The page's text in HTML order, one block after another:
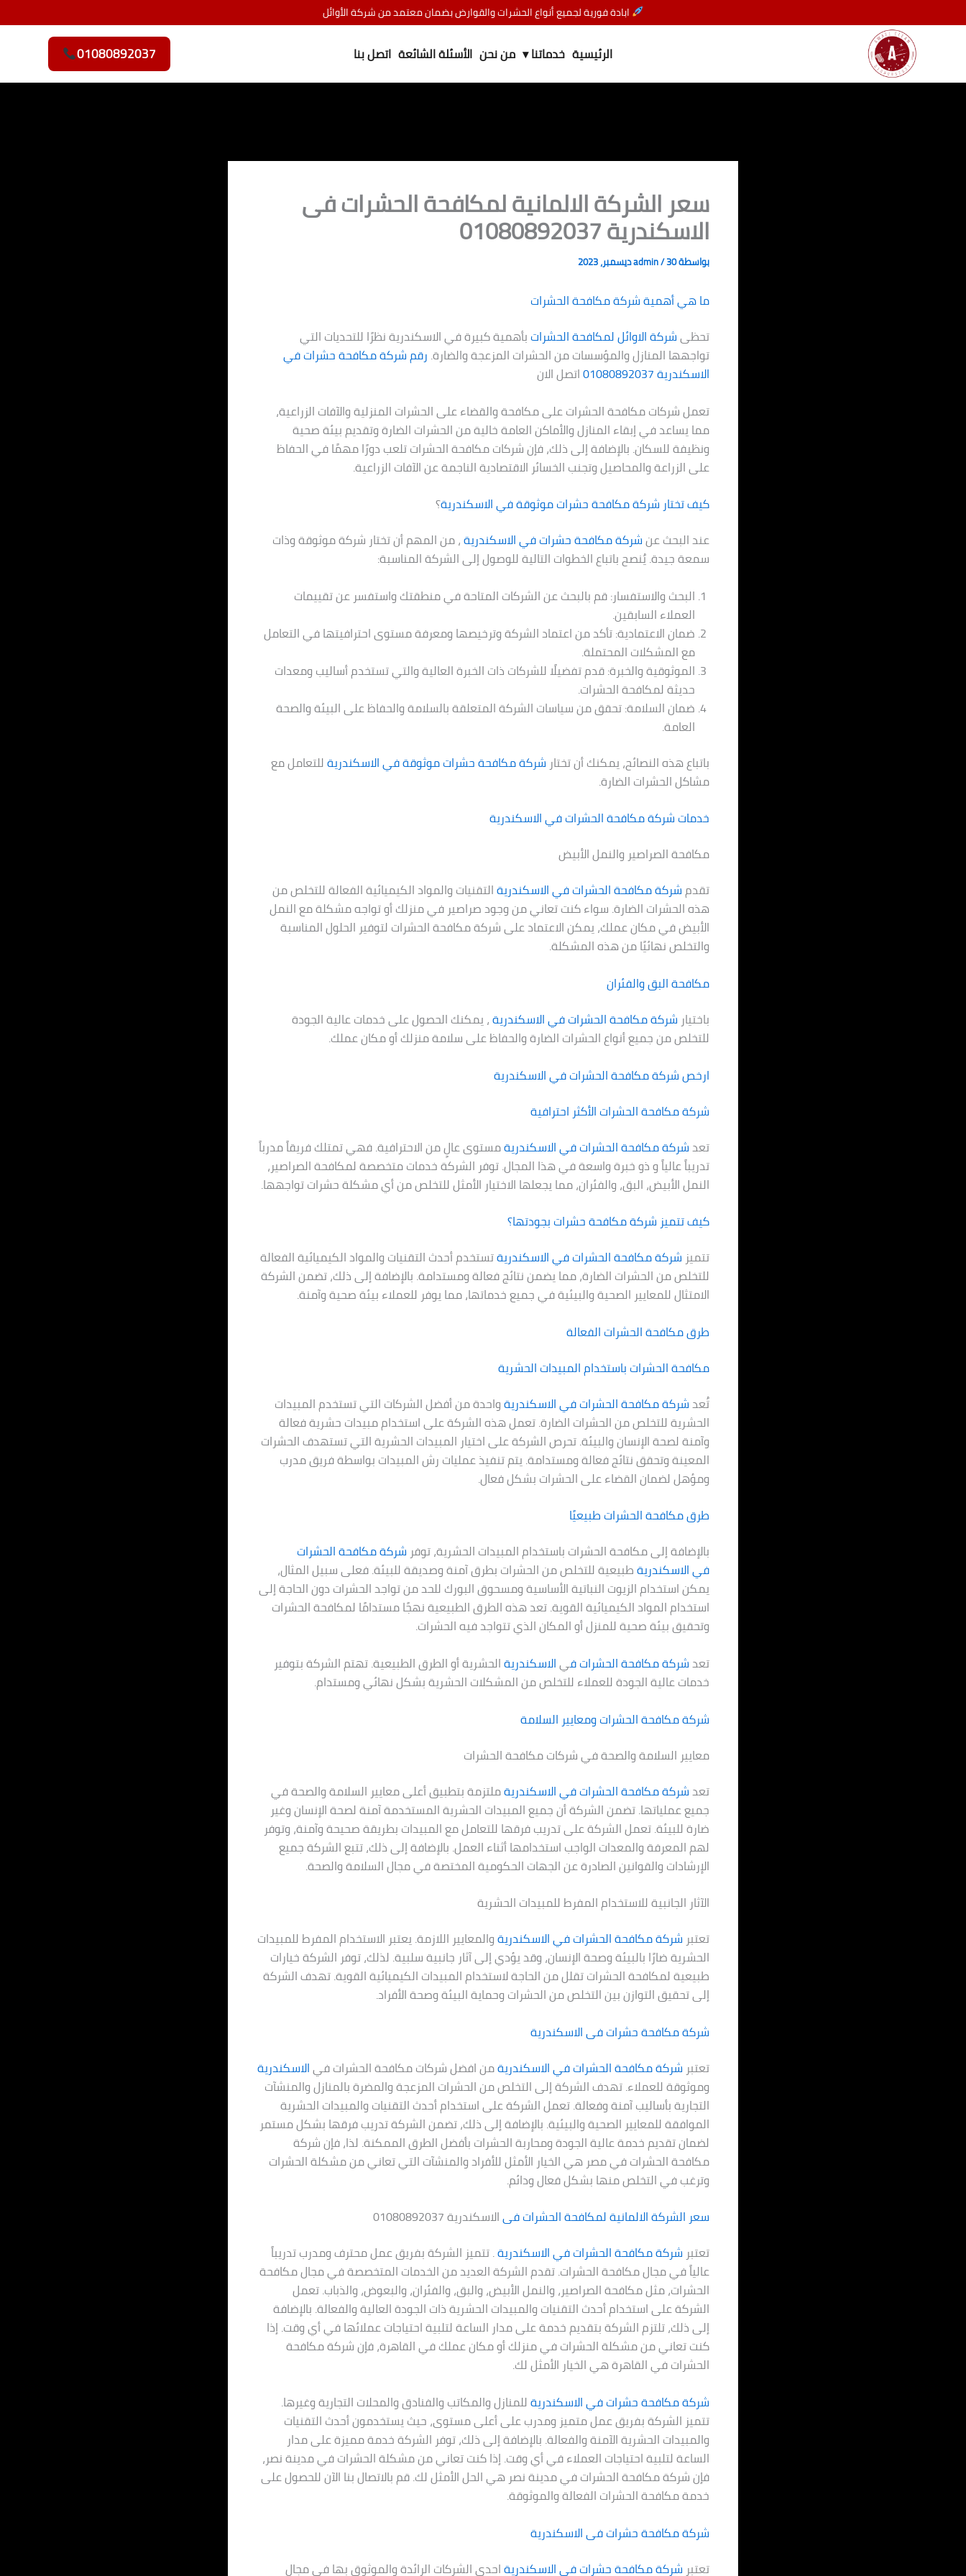
إلى
ابادة فورية لجميع أنواع الحشرات والقوارض بضمان معتمد من شركة الأوائل
الرئيسية خدماتنا ▾ من نحن الأسئلة الشائعة اتصل بنا 01080892037
سعر الشركة الالمانية لمكافحة الحشرات فى
الاسكندرية 01080892037
بواسطة admin/30 ديسمبر، 2023
ما هي أهمية شركة مكافحة الحشرات
تحظىشركة الاوائل لمكافحة الحشراتبأهمية كبيرة في الاسكندرية نظرًا للتحديات التي
تواجهها المنازل والمؤسسات من الحشرات المزعجة والضارة. رقم شركة مكافحة حشرات في
الاسكندرية01080892037اتصل الان
تعمل شركات مكافحة الحشرات على مكافحة والقضاء على الحشرات المنزلية والآفات الزراعية،
مما يساعد في إبقاء المنازل والأماكن العامة خالية من الحشرات الضارة وتقديم بيئة صحية
ونظيفة للسكان. بالإضافة إلى ذلك، فإن شركات مكافحة الحشرات تلعب دورًا مهمًا في الحفاظ
على الزراعة والمحاصيل وتجنب الخسائر الاقتصادية الناجمة عن الآفات الزراعية.
كيف تختار شركة مكافحة حشرات موثوقة فيالاسكندرية؟
عند البحث عنشركة مكافحة حشرات فيالاسكندرية، من المهم أن تختار شركة موثوقة وذات
سمعة جيدة. يُنصح باتباع الخطوات التالية للوصول إلى الشركة المناسبة:
البحث والاستفسار: قم بالبحث عن الشركات المتاحة في منطقتك واستفسر عن تقييمات
العملاء السابقين.
ضمان الاعتمادية: تأكد من اعتماد الشركة وترخيصها ومعرفة مستوى احترافيتها في التعامل
مع المشكلات المحتملة.
الموثوقية والخبرة: قدم تفضيلًا للشركات ذات الخبرة العالية والتي تستخدم أساليب ومعدات
حديثة لمكافحة الحشرات.
ضمان السلامة: تحقق من سياسات الشركة المتعلقة بالسلامة والحفاظ على البيئة والصحة
العامة.
باتباع هذه النصائح، يمكنك أن تختار شركة مكافحة حشرات موثوقة فيالاسكندريةللتعامل مع
مشاكل الحشرات الضارة.
خدمات شركة مكافحة الحشرات فيالاسكندرية
مكافحة الصراصير والنمل الأبيض
تقدمشركة مكافحة الحشرات فيالاسكندريةالتقنيات والمواد الكيميائية الفعالة للتخلص من
هذه الحشرات الضارة. سواء كنت تعاني من وجود صراصير في منزلك أو تواجه مشكلة مع النمل
الأبيض في مكان عملك، يمكن الاعتماد على شركة مكافحة الحشرات لتوفير الحلول المناسبة
والتخلص نهائيًا من هذه المشكلة.
مكافحة البق والفئران
باختيار شركة مكافحة الحشرات فيالاسكندرية، يمكنك الحصول على خدمات عالية الجودة
للتخلص من جميع أنواع الحشرات الضارة والحفاظ على سلامة منزلك أو مكان عملك.
ارخص شركة مكافحة الحشرات فيالاسكندرية
شركة مكافحة الحشرات الأكثر احترافية
تعدشركة مكافحة الحشرات فيالاسكندريةمستوى عالٍ من الاحترافية. فهي تمتلك فريقاً مدرباً
تدريباً عالياً و ذو خبرة واسعة في هذا المجال. توفر الشركة خدمات متخصصة لمكافحة الصراصير،
النمل الأبيض، البق، والفئران، مما يجعلها الاختيار الأمثل للتخلص من أي مشكلة حشرات تواجهها.
كيف تتميز شركة مكافحة حشرات بجودتها؟
تتميز شركة مكافحة الحشرات فيالاسكندريةتستخدم أحدث التقنيات والمواد الكيميائية الفعالة
للتخلص من الحشرات الضارة، مما يضمن نتائج فعالة ومستدامة. بالإضافة إلى ذلك، تضمن الشركة
الامتثال للمعايير الصحية والبيئية في جميع خدماتها، مما يوفر للعملاء بيئة صحية وآمنة.
طرق مكافحة الحشرات الفعالة
مكافحة الحشرات باستخدام المبيدات الحشرية
تُعدشركة مكافحة الحشرات فيالاسكندريةواحدة من أفضل الشركات التي تستخدم المبيدات
الحشرية للتخلص من الحشرات الضارة. تعمل هذه الشركة على استخدام مبيدات حشرية فعالة
وآمنة لصحة الإنسان والبيئة. تحرص الشركة على اختيار المبيدات الحشرية التي تستهدف الحشرات
المعينة وتحقق نتائج فعالة ومستدامة. يتم تنفيذ عمليات رش المبيدات بواسطة فريق مدرب
ومؤهل لضمان القضاء على الحشرات بشكل فعال.
طرق مكافحة الحشرات طبيعيًا
بالإضافة إلى مكافحة الحشرات باستخدام المبيدات الحشرية، توفر شركة مكافحة الحشرات
فيالاسكندريةطبيعية للتخلص من الحشرات بطرق آمنة وصديقة للبيئة. فعلى سبيل المثال،
يمكن استخدام الزيوت النباتية الأساسية ومسحوق البورك للحد من تواجد الحشرات دون الحاجة إلى
استخدام المواد الكيميائية القوية. تعد هذه الطرق الطبيعية نهجًا مستدامًا لمكافحة الحشرات
وتحقيق بيئة صحية للمنزل أو المكان الذي تتواجد فيه الحشرات.
تعدشركة مكافحة الحشرات فيالاسكندريةالحشرية أو الطرق الطبيعية. تهتم الشركة بتوفير
خدمات عالية الجودة للعملاء للتخلص من المشكلات الحشرية بشكل نهائي ومستدام.
شركة مكافحة الحشرات ومعايير السلامة
معايير السلامة والصحة في شركات مكافحة الحشرات
تعدشركة مكافحة الحشرات فيالاسكندريةملتزمة بتطبيق أعلى معايير السلامة والصحة في
جميع عملياتها. تضمن الشركة أن جميع المبيدات الحشرية المستخدمة آمنة لصحة الإنسان وغير
ضارة للبيئة. تعمل الشركة على تدريب فرقها للتعامل مع المبيدات بطريقة صحيحة وآمنة، وتوفر
لهم المعرفة والمعدات الواجب استخدامها أثناء العمل. بالإضافة إلى ذلك، تتبع الشركة جميع
الإرشادات والقوانين الصادرة عن الجهات الحكومية المختصة في مجال السلامة والصحة.
الآثار الجانبية للاستخدام المفرط للمبيدات الحشرية
تعتبر شركة مكافحة الحشرات في الاسكندريةوالمعايير اللازمة. يعتبر الاستخدام المفرط للمبيدات
الحشرية ضارًا بالبيئة وصحة الإنسان، وقد يؤدي إلى آثار جانبية سلبية. لذلك، توفر الشركة خيارات
طبيعية لمكافحة الحشرات تقلل من الحاجة لاستخدام المبيدات الكيميائية القوية. تهدف الشركة
إلى تحقيق التوازن بين التخلص من الحشرات وحماية البيئة وصحة الأفراد.
شركة مكافحة حشرات فىالاسكندرية
تعتبر شركة مكافحة الحشرات في الاسكندريةمن افضل شركات مكافحة الحشرات فيالاسكندرية
وموثوقة للعملاء. تهدف الشركة إلى التخلص من الحشرات المزعجة والمضرة بالمنازل والمنشآت
التجارية بأساليب آمنة وفعالة. تعمل الشركة على استخدام أحدث التقنيات والمبيدات الحشرية
الموافقة للمعايير الصحية والبيئية. بالإضافة إلى ذلك، تضمن الشركة تدريب فرقها بشكل مستمر
لضمان تقديم خدمة عالية الجودة ومحاربة الحشرات بأفضل الطرق الممكنة. لذا، فإن شركة
مكافحة الحشرات في مصر هي الخيار الأمثل للأفراد والمنشآت التي تعاني من مشكلة الحشرات
وترغب في التخلص منها بشكل فعال ودائم.
سعر الشركة الالمانية لمكافحة الحشرات فىالاسكندرية 01080892037
تعتبر شركة مكافحة الحشرات في الاسكندرية. تتميز الشركة بفريق عمل محترف ومدرب تدريباً
عالياً في مجال مكافحة الحشرات. تقدم الشركة العديد من الخدمات المتخصصة في مجال مكافحة
الحشرات، مثل مكافحة الصراصير، والنمل الأبيض، والبق، والفئران، والبعوض، والذباب. تعمل
الشركة على استخدام أحدث التقنيات والمبيدات الحشرية ذات الجودة العالية والفعالة. بالإضافة
إلى ذلك، تلتزم الشركة بتقديم خدمة على مدار الساعة لتلبية احتياجات عملائها في أي وقت. إذا
كنت تعاني من مشكلة الحشرات في منزلك أو مكان عملك في القاهرة، فإن شركة مكافحة
الحشرات في القاهرة هي الخيار الأمثل لك.
شركة مكافحة حشرات في الاسكندريةللمنازل والمكاتب والفنادق والمحلات التجارية وغيرها.
تتميز الشركة بفريق عمل متميز ومدرب على أعلى مستوى، حيث يستخدمون أحدث التقنيات
والمبيدات الحشرية الآمنة والفعالة. بالإضافة إلى ذلك، توفر الشركة خدمة مميزة على مدار
الساعة لتلبية احتياجات العملاء في أي وقت. إذا كنت تعاني من مشكلة الحشرات في مدينة نصر،
فإن شركة مكافحة الحشرات في مدينة نصر هي الحل الأمثل لك. قم بالاتصال بنا الآن للحصول على
خدمة مكافحة الحشرات الفعالة والموثوقة.
شركة مكافحة حشرات فىالاسكندرية
تعتبر شركة مكافحة حشرات فى الاسكندريةاحدى الشركات الرائدة والموثوق بها فى مجال